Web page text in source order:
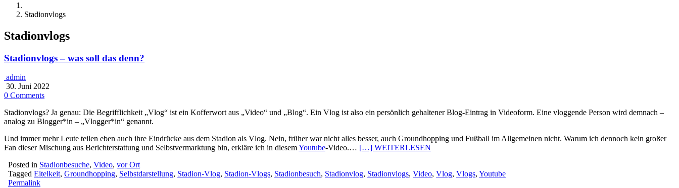
Stadionvlogs
Stadionvlogs
Stadionvlogs – was soll das denn?
admin
30. Juni 2022
0 Comments
Stadionvlogs? Ja genau: Die Begrifflichkeit „Vlog“ ist ein Kofferwort aus „Video“ und „Blog“. Ein Vlog ist also ein persönlich gehaltener Blog-Eintrag in Videoform. Eine vloggende Person wird demnach –
analog zu Blogger*in – „Vlogger*in“ genannt.
Und immer mehr Leute teilen eben auch ihre Eindrücke aus dem Stadion als Vlog. Nein, früher war nicht alles besser, auch Groundhopping und Fußball im Allgemeinen nicht. Warum ich dennoch kein großer
Fan dieser Mischung aus Berichterstattung und Selbstvermarktung bin, erkläre ich in diesemYoutube-Video.… […] WEITERLESEN
Posted in Stadionbesuche, Video, vor Ort
Tagged Eitelkeit, Groundhopping, Selbstdarstellung, Stadion-Vlog, Stadion-Vlogs, Stadionbesuch, Stadionvlog, Stadionvlogs, Video, Vlog, Vlogs, Youtube
Permalink